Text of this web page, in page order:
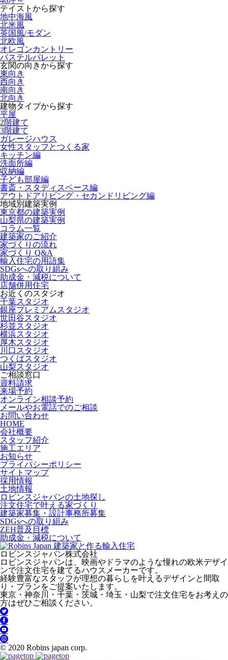
テイストから探す
地中海風
北米風
英国風/モダン
北欧風
オレゴンカントリー
パステルパレット
玄関の向きから探す
東向き
西向き
南向き
北向き
建物タイプから探す
平屋
2階建て
3階建て
ガレージハウス
女性スタッフとつくる家
キッチン編
洗面所編
収納編
子ども部屋編
書斎・スタディスペース編
アウトドアリビング・セカンドリビング編
地域別建築実例
東京都の建築実例
山梨県の建築実例
コラム一覧
建築家のご紹介
家づくりの流れ
家づくり Q&A
輸入住宅の用語集
SDGsへの取り組み
助成金・減税について
店舗併用住宅
お近くのスタジオ
千葉スタジオ
銀座プレミアムスタジオ
世田谷スタジオ
杉並スタジオ
横浜スタジオ
厚木スタジオ
川口スタジオ
つくばスタジオ
山梨スタジオ
ご相談窓口
資料請求
来場予約
オンライン相談予約
メールやお電話でのご相談
お問い合わせ
HOME
会社概要
スタッフ紹介
施工エリア
お知らせ
プライバシーポリシー
サイトマップ
採用情報
土地情報
ロビンスジャパンの土地探し
注文住宅で叶える家づくり
建築家募集・設計事務所募集
SDGsへの取り組み
ZEH普及目標
助成金・減税について
ロビンスジャパン株式会社
ロビンスジャパンは、映画やドラマのような憧れの欧米デザイ
ンで注文住宅を建てるハウスメーカーです。
経験豊富なスタッフが理想の暮らしを叶えるデザインと間取
り・プランをご提案いたします。
東京・神奈川・千葉・茨城・埼玉・山梨で注文住宅をお考えの
方はぜひご相談ください。
© 2020 Robins japan corp.